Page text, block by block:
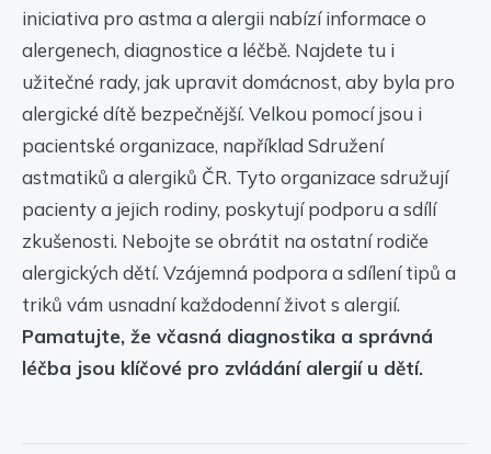
iniciativa pro astma a alergii nabízí informace o
alergenech, diagnostice a léčbě. Najdete tu i
užitečné rady, jak upravit domácnost, aby byla pro
alergické dítě bezpečnější. Velkou pomocí jsou i
pacientské organizace, například Sdružení
astmatiků a alergiků ČR. Tyto organizace sdružují
pacienty a jejich rodiny, poskytují podporu a sdílí
zkušenosti. Nebojte se obrátit na ostatní rodiče
alergických dětí. Vzájemná podpora a sdílení tipů a
triků vám usnadní každodenní život s alergií.
Pamatujte, že včasná diagnostika a správná
léčba jsou klíčové pro zvládání alergií u dětí.